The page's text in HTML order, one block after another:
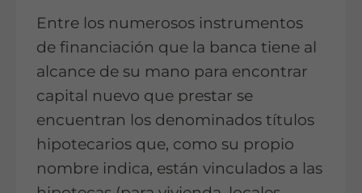
Entre los numerosos instrumentos
de financiación que la banca tiene al
alcance de su mano para encontrar
capital nuevo que prestar se
encuentran los denominados títulos
hipotecarios que, como su propio
nombre indica, están vinculados a las